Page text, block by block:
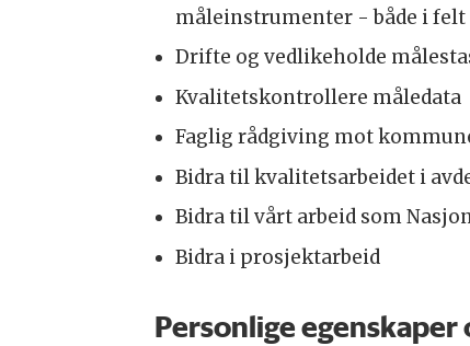
måleinstrumenter - både i
Drifte og vedlikeholde
Kvalitetskontrollere måledata
Faglig rådgiving mot
Bidra til kvalitetsarbeidet i
Bidra til vårt arbeid som
Bidra i prosjektarbeid
Personlige